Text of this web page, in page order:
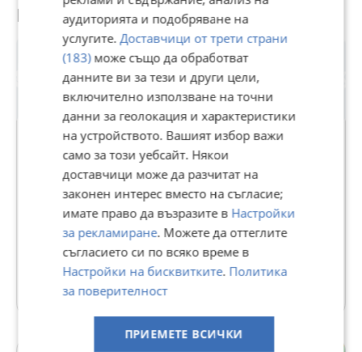
Потребител
ТИТАН ПРОПЪРТИС ПРОДАЖБИ
В Bazar.BG от 30 март 2024г.
Последно активен вчера в 17:49 ч.
231 Обяви
аудиторията и подобряване на
услугите. Доставчици от трети страни
(183)може също да обработват
данните ви за тези и други цели,
включително използване на точни
данни за геолокация и характеристики
на устройството. Вашият избор важи
само за този уебсайт. Някои
доставчици може да разчитат на
законен интерес вместо на съгласие;
имате право да възразите в Настройки
за рекламиране. Можете да оттеглите
съгласието си по всяко време в
Настройки на бисквитките. Политика
за поверителност
ПРИЕМЕТЕ ВСИЧКИ